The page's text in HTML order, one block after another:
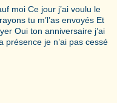
moi Ce jour j’ai voulu le
tu m’l’as envoyés Et
Oui ton anniversaire j’ai
présence je n’ai pas cessé